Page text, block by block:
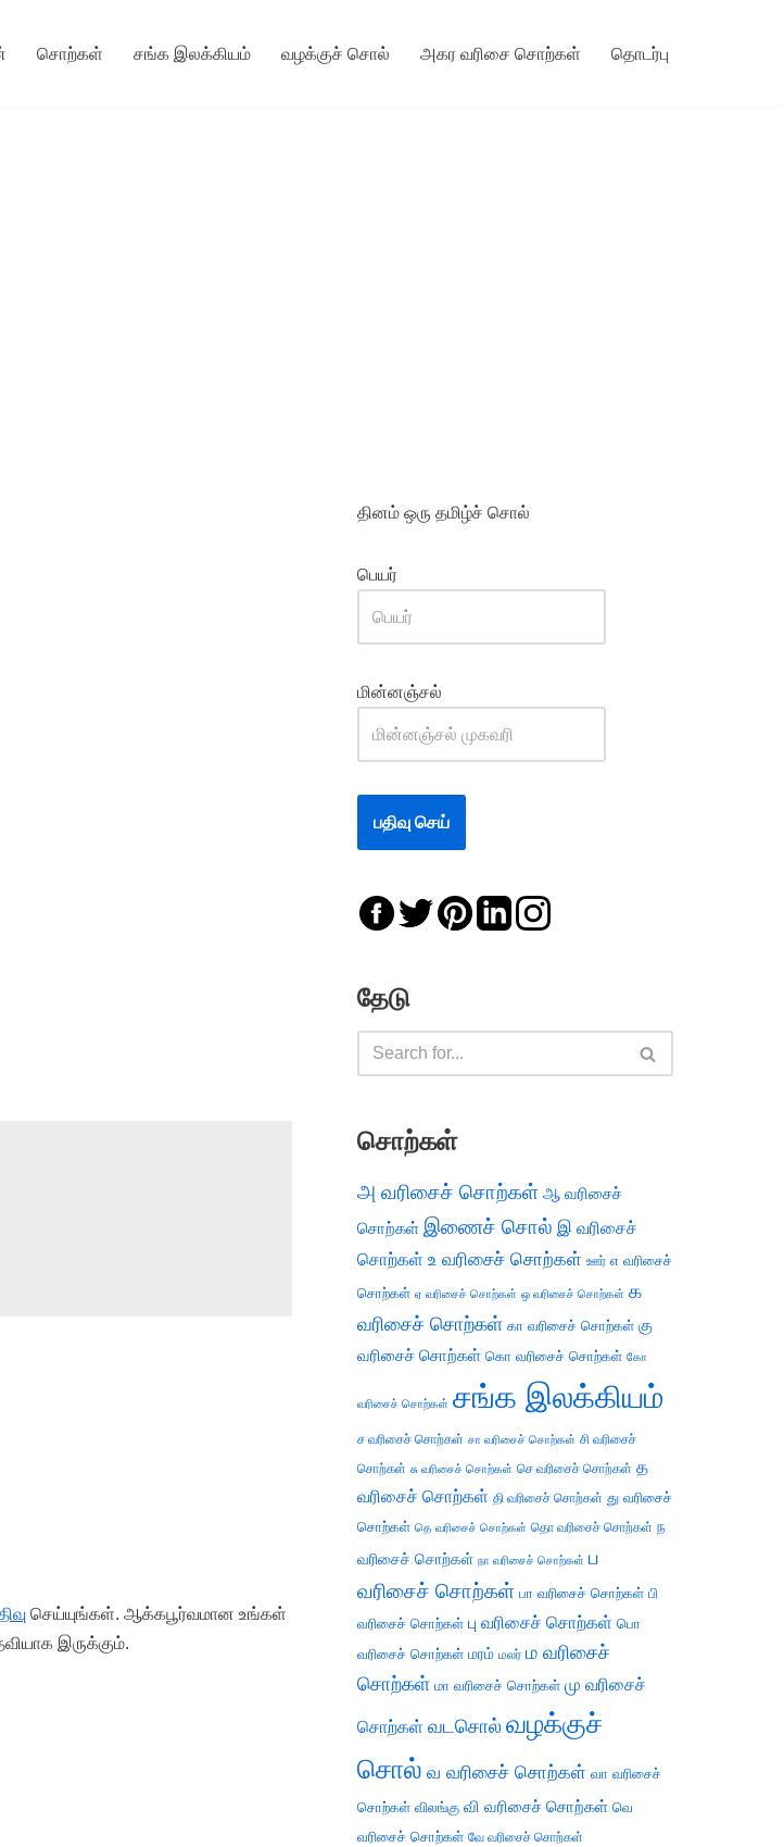
சொற்கள் சங்க இலக்கியம் வழக்குச் சொல் அகர வரிசை சொற்கள் தொடர்பு
செய்யுங்கள். ஆக்கபூர்வமான உங்கள்
இருக்கும்.
தினம் ஒரு தமிழ்ச் சொல்
பெயர்
மின்னஞ்சல்
தேடு
சொற்கள்
அ வரிசைச் சொற்கள் ஆ வரிசைச்
சொற்கள் இணைச் சொல் இ வரிசைச்
சொற்கள் உ வரிசைச் சொற்கள் ஊர் எ வரிசைச்
சொற்கள் ஏ வரிசைச் சொற்கள் ஒ வரிசைச் சொற்கள் க
வரிசைச் சொற்கள் கா வரிசைச் சொற்கள் கு
வரிசைச் சொற்கள் கொ வரிசைச் சொற்கள் கோ
வரிசைச் சொற்கள் சங்க இலக்கியம்
ச வரிசைச் சொற்கள் சா வரிசைச் சொற்கள் சி வரிசைச்
சொற்கள் சு வரிசைச் சொற்கள் செ வரிசைச் சொற்கள் த
வரிசைச் சொற்கள் தி வரிசைச் சொற்கள் து வரிசைச்
சொற்கள் தெ வரிசைச் சொற்கள் தொ வரிசைச் சொற்கள் ந
வரிசைச் சொற்கள் நா வரிசைச் சொற்கள் ப
வரிசைச் சொற்கள் பா வரிசைச் சொற்கள் பி
வரிசைச் சொற்கள் பு வரிசைச் சொற்கள் பொ
வரிசைச் சொற்கள் மரம் மலர் ம வரிசைச்
சொற்கள் மா வரிசைச் சொற்கள் மு வரிசைச்
சொற்கள் வடசொல் வழக்குச்
சொல் வ வரிசைச் சொற்கள் வா வரிசைச்
சொற்கள் விலங்கு வி வரிசைச் சொற்கள் வெ
வரிசைச் சொற்கள் வே வரிசைச் சொற்கள்